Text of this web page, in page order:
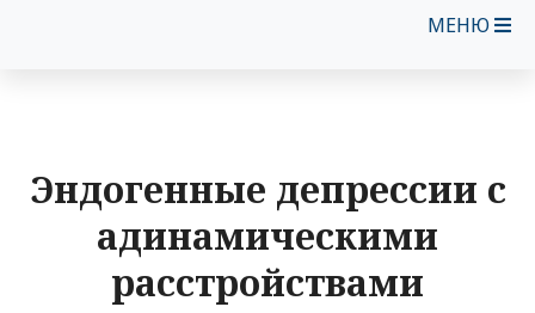
МЕНЮ
Эндогенные депрессии с
адинамическими
расстройствами